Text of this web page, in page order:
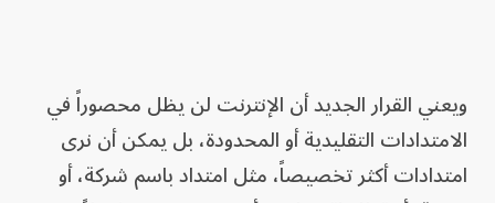
ويعني القرار الجديد أن الإنترنت لن يظل محصوراً في
الامتدادات التقليدية أو المحدودة، بل يمكن أن نرى
امتدادات أكثر تخصيصاً، مثل امتداد باسم شركة، أو